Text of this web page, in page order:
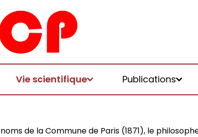
Vie scientifique Publications
de la Commune de Paris (1871), le